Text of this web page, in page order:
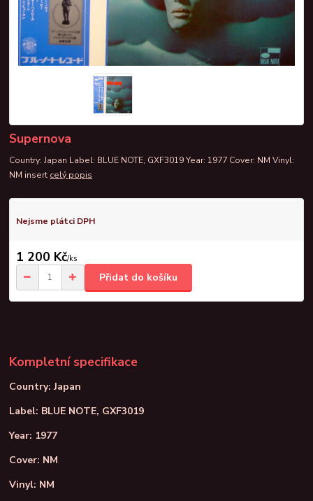
Supernova
Country: Japan Label: BLUE NOTE, GXF3019 Year: 1977 Cover: NM Vinyl:
NM insert celý popis
Nejsme plátci DPH
1 200 Kč/ks
Přidat do košíku
Kompletní specifikace
Country: Japan
Label: BLUE NOTE, GXF3019
Year: 1977
Cover: NM
Vinyl: NM